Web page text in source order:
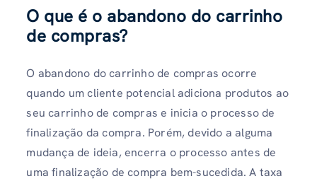
O que é o abandono do carrinho
de compras?
O abandono do carrinho de compras ocorre
quando um cliente potencial adiciona produtos ao
seu carrinho de compras e inicia o processo de
finalização da compra. Porém, devido a alguma
mudança de ideia, encerra o processo antes de
uma finalização de compra bem-sucedida. A taxa